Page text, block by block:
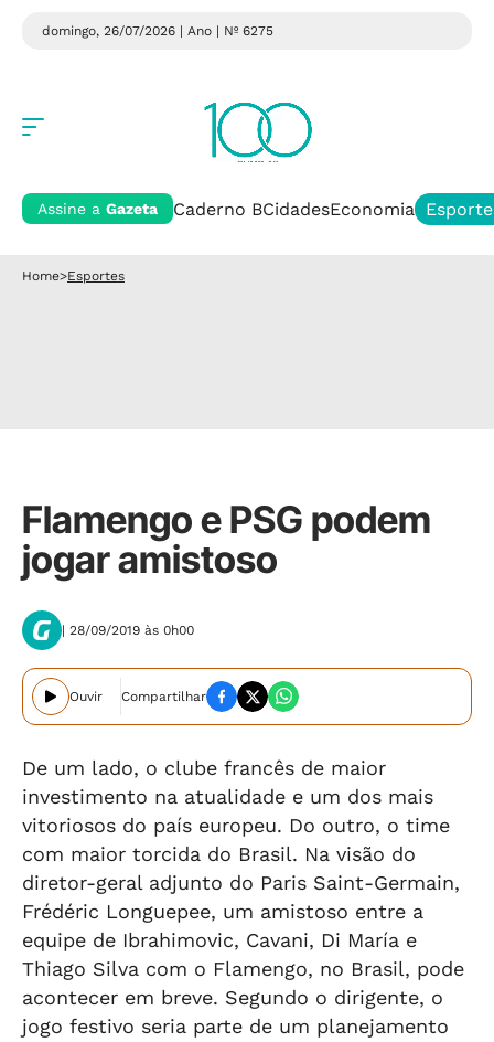
domingo, 26/07/2026 | Ano | Nº 6275
Assine a Gazeta Caderno BCidadesEconomia
Home>Esportes
Flamengo e PSG podem
jogar amistoso
| 28/09/2019 às 0h00
Ouvir Compartilhar
De um lado, o clube francês de maior
investimento na atualidade e um dos mais
vitoriosos do país europeu. Do outro, o time
com maior torcida do Brasil. Na visão do
diretor-geral adjunto do Paris Saint-Germain,
Frédéric Longuepee, um amistoso entre a
equipe de Ibrahimovic, Cavani, Di María e
Thiago Silva com o Flamengo, no Brasil, pode
acontecer em breve. Segundo o dirigente, o
jogo festivo seria parte de um planejamento